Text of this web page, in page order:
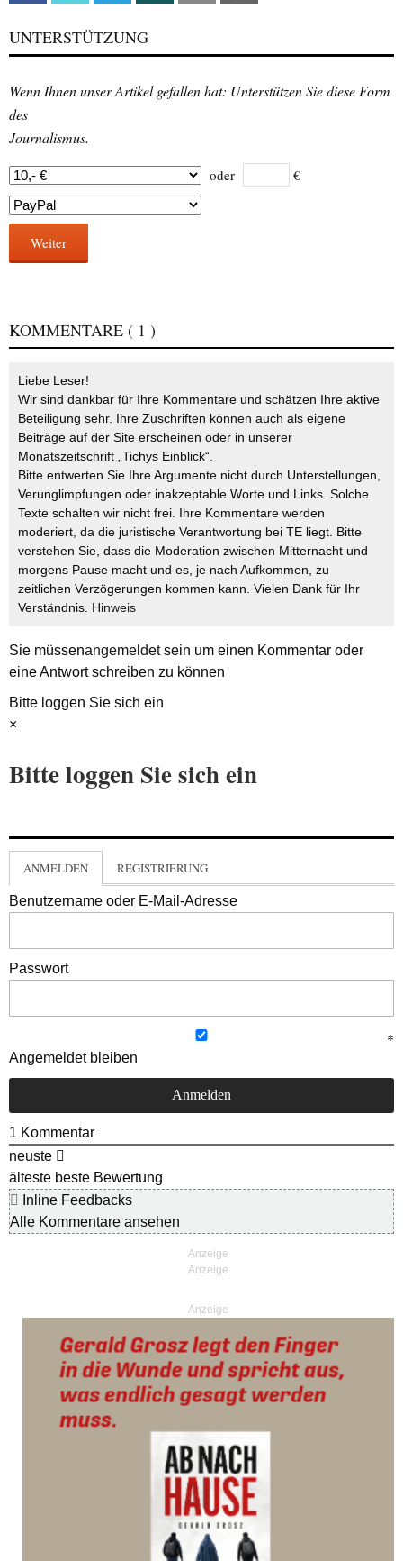
UNTERSTÜTZUNG
Wenn Ihnen unser Artikel gefallen hat: Unterstützen Sie diese Form
des
Journalismus.
oder €
Weiter
KOMMENTARE ( 1 )
Liebe Leser!
Wir sind dankbar für Ihre Kommentare und schätzen Ihre aktive
Beteiligung sehr. Ihre Zuschriften können auch als eigene
Beiträge auf der Site erscheinen oder in unserer
Monatszeitschrift „Tichys Einblick“.
Bitte entwerten Sie Ihre Argumente nicht durch Unterstellungen,
Verunglimpfungen oder inakzeptable Worte und Links. Solche
Texte schalten wir nicht frei. Ihre Kommentare werden
moderiert, da die juristische Verantwortung bei TE liegt. Bitte
verstehen Sie, dass die Moderation zwischen Mitternacht und
morgens Pause macht und es, je nach Aufkommen, zu
zeitlichen Verzögerungen kommen kann. Vielen Dank für Ihr
Verständnis. Hinweis
Sie müssenangemeldetsein um einen Kommentar oder
eine Antwort schreiben zu können
Bitte loggen Sie sich ein
×
Bitte loggen Sie sich ein
ANMELDEN REGISTRIERUNG
Benutzername oder E-Mail-Adresse
Passwort
Angemeldet bleiben
1 Kommentar
neuste
älteste beste Bewertung
Inline Feedbacks
Alle Kommentare ansehen
Anzeige